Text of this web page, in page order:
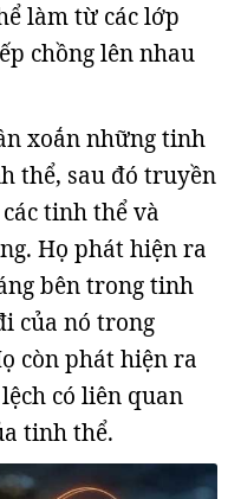
làm từ các lớp
chồng lên nhau
xoắn những tinh
thể, sau đó truyền
tinh thể và
Họ phát hiện ra
bên trong tinh
của nó trong
còn phát hiện ra
có liên quan
tinh thể.